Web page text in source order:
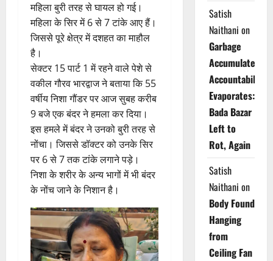
महिला बुरी तरह से घायल हो गई।
महिला के सिर में 6 से 7 टांके आए हैं।
जिससे पूरे क्षेत्र में दशहत का माहौल
है।
सेक्टर 15 पार्ट 1 में रहने वाले पेशे से
वकील गौरव भारद्वाज ने बताया कि 55
वर्षीय निशा गौंडर पर आज सुबह करीब
9 बजे एक बंदर ने हमला कर दिया।
इस हमले में बंदर ने उनको बुरी तरह से
नोंचा। जिससे डॉक्टर को उनके सिर
पर 6 से 7 तक टांके लगाने पड़े।
निशा के शरीर के अन्य भागों में भी बंदर
के नोंच जाने के निशान है।
Satish
Naithani on
Garbage
Accumulates,
Accountability
Evaporates:
Bada Bazar
Left to
Rot, Again
Satish
Naithani on
Body Found
Hanging
from
Ceiling Fan